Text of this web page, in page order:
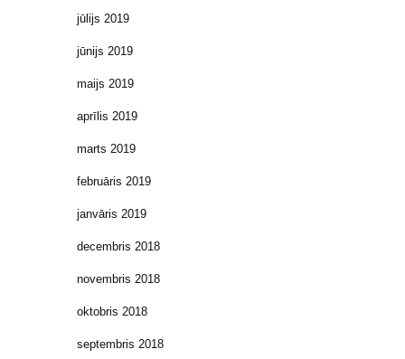
jūlijs 2019
jūnijs 2019
maijs 2019
aprīlis 2019
marts 2019
februāris 2019
janvāris 2019
decembris 2018
novembris 2018
oktobris 2018
septembris 2018